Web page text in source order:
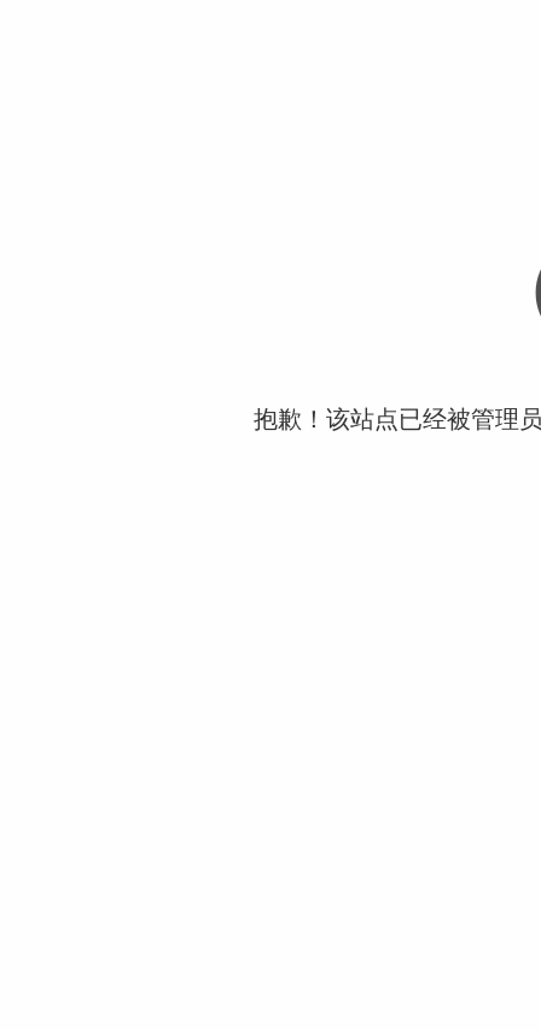
抱歉！该站点已经被管理